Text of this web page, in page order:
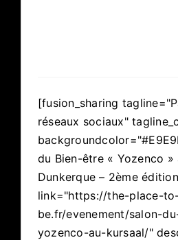
[fusion_sharing
réseaux sociaux"
du Bien-être « Yozenco »
Dunkerque – 2ème
link="https://the-place-
be.fr/evenement/salon-
yozenco-au-kursaal/"